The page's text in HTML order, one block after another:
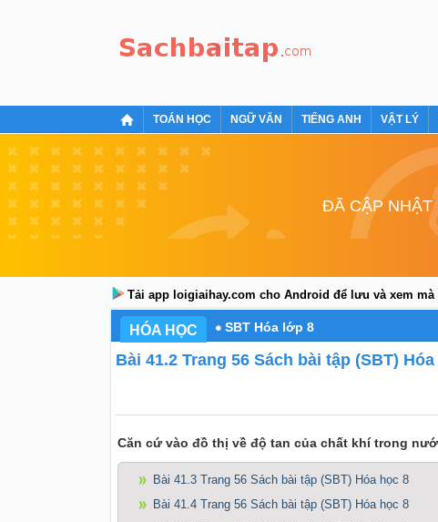
TOÁN HỌC NGỮ VĂN TIẾNG ANH VẬT LÝ
ĐÃ CẬP NHẬT
Tải app loigiaihay.com cho Android để lưu và xem mà
HÓA HỌC SBT Hóa lớp 8
Bài 41.2 Trang 56 Sách bài tập (SBT)
Căn cứ vào đồ thị về độ tan của chất khí trong
Bài 41.3 Trang 56 Sách bài tập (SBT) Hóa học 8
Bài 41.4 Trang 56 Sách bài tập (SBT) Hóa học 8